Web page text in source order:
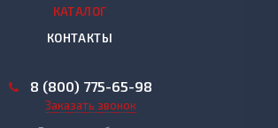
КАТАЛОГ
КОНТАКТЫ
8 (800) 775-65-98
Заказать звонок